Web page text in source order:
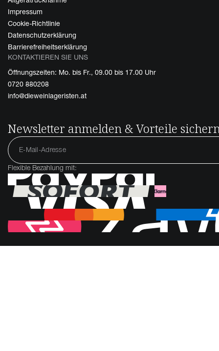
Impressum
Cookie-Richtlinie
Datenschutzerklärung
Barrierefreiheitserklärung
KONTAKTIEREN SIE UNS
Öffnungszeiten: Mo. bis Fr., 09.00 bis 17.00 Uhr
0720 880208
info@dieweinlageristen.at
Newsletter anmelden & Vorteile
Flexible Bezahlung mit: